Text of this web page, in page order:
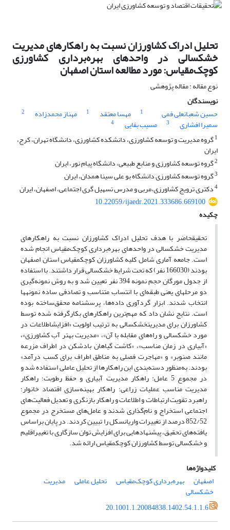
تحلیل ادراک کشاورزان نسبت به راهکارهای مدیریت
خشکسالی در واحدهای بهره‌برداری کشاورزی
کوچک‌مقیاس: مورد مطالعه استان اصفهان
نوع مقاله : مقاله پژوهشی
نویسندگان
حسین شعبانعلی فمی
1 مهسا معتقد 1 مهناز محمدزاده 2
سمیرا افشاری 3 مسیب بقایی
4
1گروه مدیریت و توسعه کشاورزی، دانشکده کشاورزی، دانشگاه تهران، کرج،
ایران
2گروه توسعه کشاورزی و منابع طبیعی، دانشگاه پیام نور، ایران
3گروه توسعه کشاورزی دانشگاه بو علی سینا همدان، ایران
4دکتری ترویج کشاورزی،مربی و مدرس تسهیل گری اجتماعی، اصفهان، ایران
10.22059/ijaedr.2021.333686.669100
چکیده
تحقیق­حاضر با­ هدف تحلیل ادراک کشاورزان نسبت به راهکار‌های
مدیریت­ خشکسالی در واحدهای بهره‌برداری کوچک‌مقیاس انجام شده
است. جامعه آماری شامل کلیه کشاورزان کوچک­مقیاس استان اصفهان
بودند (166030 نفر) که تحت شرایط خشکسالی قرار داشتند. با استفاده
از جدول مورگان حجم نمونه 394 نفر تعیین شد و به روش نمونه‌گیری
دو مرحله­ای یعنی طبقه‌ای با انتساب متناسب و تصادفی ساده نمونه­ها
انتخاب شدند. ابزار گردآوری داده‌ها، پرسشنامه محقق‌ساخته بوده
است. نتایج نشان داد که مهم‌ترین راهکارهای بکارگرفته شده توسط
کشاورزان برای مدیریت­خشکسالی به ترتیب اولویت «افزایش­اطلاعات در
مورد خشکسالی و راه‌های مقابله با آن»، «مدیریت بهتر آب کشاورزی»،
«آبیاری در زمان مناسب»، «کاشت گیاهان بادشکن در اطراف مزرعه
مانند صنوبر» و «مهاجرت فصلی به مناطق اطراف برای کسب درآمد»
بودند. به‌منظور دسته‌بندی این راهکارها از تحلیل­ عاملی استفاده شد و
در مجموع 5 عامل: راهکار مدیریت آبیاری و حفظ رطوبت؛ راهکار
مدیریت مناسب عملیات زراعی؛ راهکار بهینه‌سازی اقتصاد خانوار؛
راهبرد تقویت ارتباطات و اطلاعات و راهکار بازنگری و تعدیل فعالیت‌های
اجتماعی استخراج و نام‌گذاری شدند و عامل‌های مستخرج در مجموع
852/52 درصد از تغییرات واریانس­کل را تبیین کردند. در پایان براساس
یافته‌های تحقیق، پیشنهادهایی برای افزایش توان سازگاری با تغییراقلیم
و خشکسالی توسط کشاورزان کوچک­مقیاس ارائه شد.
کلیدواژه‌ها
اصفهان
بهره‌برداری کوچک‌مقیاس تحلیل عاملی مدیریت
خشکسالی
20.1001.1.20084838.1402.54.1.1.6